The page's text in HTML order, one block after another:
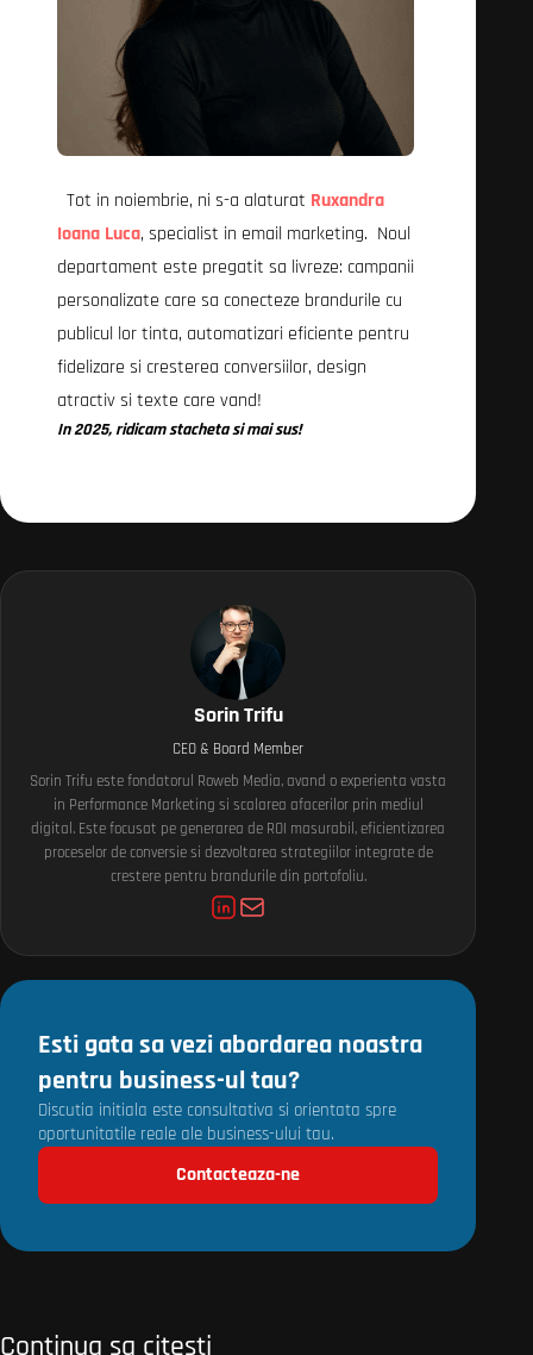
Tot in noiembrie, ni s-a alaturat Ruxandra
Ioana Luca, specialist in email marketing. Noul
departament este pregatit sa livreze: campanii
personalizate care sa conecteze brandurile cu
publicul lor tinta, automatizari eficiente pentru
fidelizare si cresterea conversiilor, design
atractiv si texte care vand!
In 2025, ridicam stacheta si mai sus!
Sorin Trifu
CEO & Board Member
Sorin Trifu este fondatorul Roweb Media, avand o experienta vasta
in Performance Marketing si scalarea afacerilor prin mediul
digital. Este focusat pe generarea de ROI masurabil, eficientizarea
proceselor de conversie si dezvoltarea strategiilor integrate de
crestere pentru brandurile din portofoliu.
Esti gata sa vezi abordarea noastra
pentru business-ul tau?
Discutia initiala este consultativa si orientata spre
oportunitatile reale ale business-ului tau.
Contacteaza-ne
Continua sa citesti